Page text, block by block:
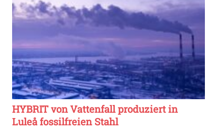
HYBRIT von Vattenfall produziert in
Luleå fossilfreien Stahl